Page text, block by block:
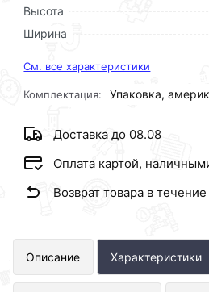
Высота
Ширина
См. все характеристики
Комплектация: Упаковка,
Доставка до 08.08
Оплата картой,
Возврат товара в
Описание Характеристики
Американка ПП Ф 32
(100/10шт)